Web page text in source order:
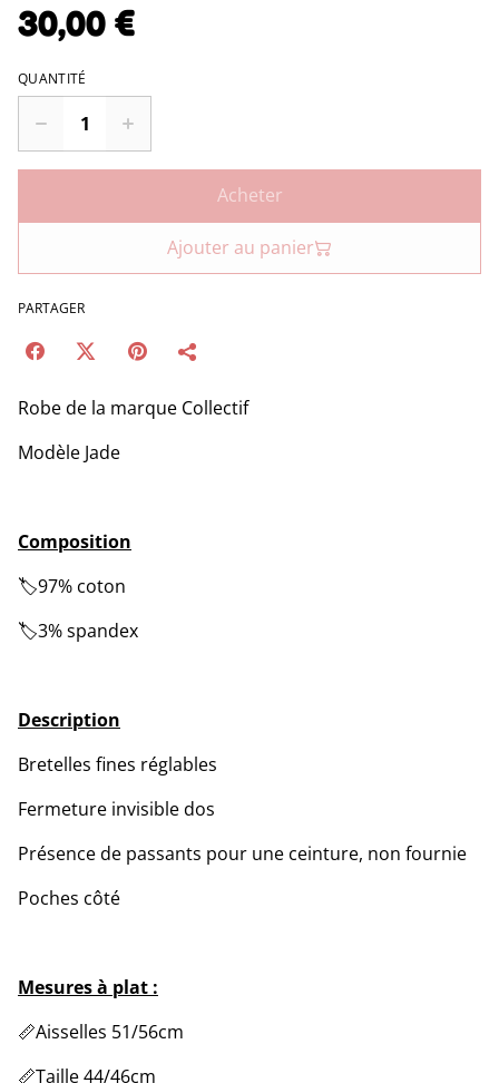
30,00 €
QUANTITÉ
Acheter
Ajouter au panier
PARTAGER
Robe de la marque Collectif
Modèle Jade
Composition
🏷️97% coton
🏷️3% spandex
Description
Bretelles fines réglables
Fermeture invisible dos
Présence de passants pour une ceinture, non fournie
Poches côté
Mesures à plat :
📏Aisselles 51/56cm
📏Taille 44/46cm